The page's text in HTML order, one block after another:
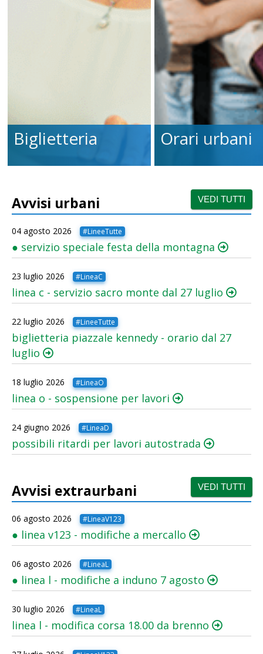
Biglietteria Orari urbani
Avvisi urbani VEDI TUTTI
04 agosto 2026 #LineeTutte
● servizio speciale festa della montagna
23 luglio 2026 #LineaC
linea c - servizio sacro monte dal 27 luglio
22 luglio 2026 #LineeTutte
biglietteria piazzale kennedy - orario dal 27
luglio
18 luglio 2026 #LineaO
linea o - sospensione per lavori
24 giugno 2026 #LineaD
possibili ritardi per lavori autostrada
Avvisi extraurbani VEDI TUTTI
06 agosto 2026 #LineaV123
● linea v123 - modifiche a mercallo
06 agosto 2026 #LineaL
● linea l - modifiche a induno 7 agosto
30 luglio 2026 #LineaL
linea l - modifica corsa 18.00 da brenno